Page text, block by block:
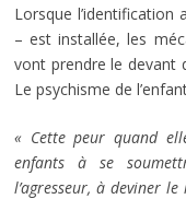
Lorsque l’identification
– est installée, les
vont prendre le devant
Le psychisme de
« Cette peur quand
enfants à se
l’agresseur, à deviner